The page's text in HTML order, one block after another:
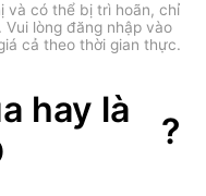
và có thể bị trì hoãn, chỉ
lòng đăng nhập vào
cả theo thời gian thực.
hay là
?